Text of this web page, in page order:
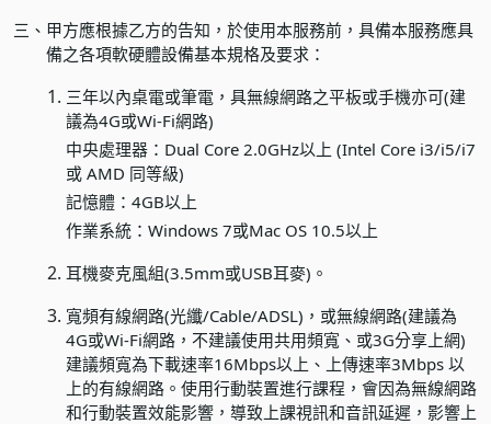
三、 甲方應根據乙方的告知，於使用本服務前，具備本服務應具
備之各項軟硬體設備基本規格及要求：
三年以內桌電或筆電，具無線網路之平板或手機亦可(建
議為4G或Wi-Fi網路)
中央處理器：Dual Core 2.0GHz以上 (Intel Core i3/i5/i7
或 AMD 同等級)
記憶體：4GB以上
作業系統：Windows 7或Mac OS 10.5以上
耳機麥克風組(3.5mm或USB耳麥)。
寬頻有線網路(光纖/Cable/ADSL)，或無線網路(建議為
4G或Wi-Fi網路，不建議使用共用頻寬、或3G分享上網)
建議頻寬為下載速率16Mbps以上、上傳速率3Mbps 以
上的有線網路。使用行動裝置進行課程，會因為無線網路
和行動裝置效能影響，導致上課視訊和音訊延遲，影響上